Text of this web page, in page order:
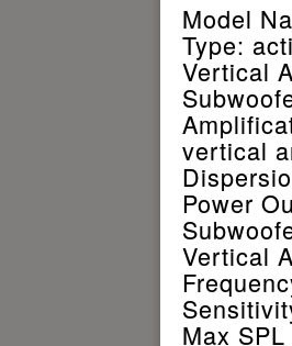
Model
Type:
Vertical
vertical
Power
Vertical
Max